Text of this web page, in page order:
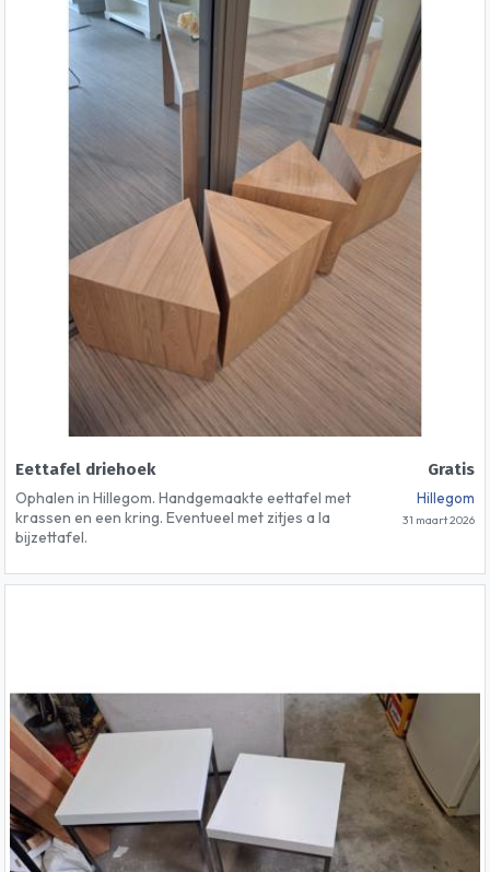
Gratis
Eettafel driehoek
Hillegom
31 maart 2026
Ophalen in Hillegom. Handgemaakte eettafel met
krassen en een kring. Eventueel met zitjes a la
bijzettafel.